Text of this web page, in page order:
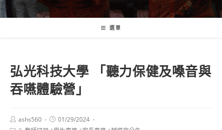
選單
弘光科技大學 「聽力保健及嗓音與
吞嚥體驗營」
Post
author:
ashs560
Post
published:
01/29/2024